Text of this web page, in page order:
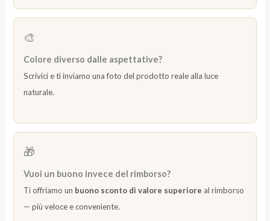
🎨
Colore diverso dalle aspettative?
Scrivici e ti inviamo una foto del prodotto reale alla luce
naturale.
🎁
Vuoi un buono invece del rimborso?
Ti offriamo un buono sconto di valore superiore al rimborso
— più veloce e conveniente.